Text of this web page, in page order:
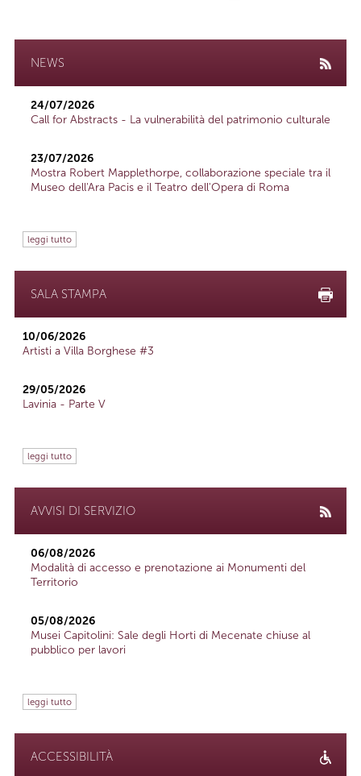
NEWS
24/07/2026
Call for Abstracts - La vulnerabilità del patrimonio culturale
23/07/2026
Mostra Robert Mapplethorpe, collaborazione speciale tra il
Museo dell'Ara Pacis e il Teatro dell'Opera di Roma
leggi tutto
SALA STAMPA
10/06/2026
Artisti a Villa Borghese #3
29/05/2026
Lavinia - Parte V
leggi tutto
AVVISI DI SERVIZIO
06/08/2026
Modalità di accesso e prenotazione ai Monumenti del
Territorio
05/08/2026
Musei Capitolini: Sale degli Horti di Mecenate chiuse al
pubblico per lavori
leggi tutto
ACCESSIBILITÀ